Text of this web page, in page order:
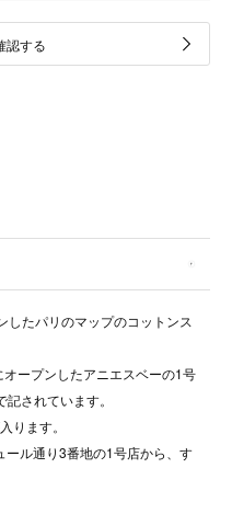
認する
たパリのマップのコットンス
ープンしたアニエスベーの1号
されています。
ります。
ール通り3番地の1号店から、す